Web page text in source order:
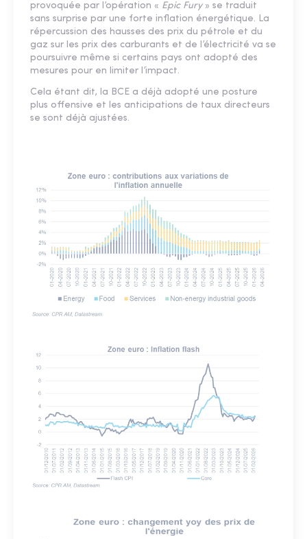
provoquée par l’opération « Epic Fury» se traduit
sans surprise par une forte inflation énergétique. La
répercussion des hausses des prix du pétrole et du
gaz sur les prix des carburants et de l’électricité va se
poursuivre même si certains pays ont adopté des
mesures pour en limiter l’impact.
Cela étant dit, la BCE a déjà adopté une posture
plus offensive et les anticipations de taux directeurs
se sont déjà ajustées.